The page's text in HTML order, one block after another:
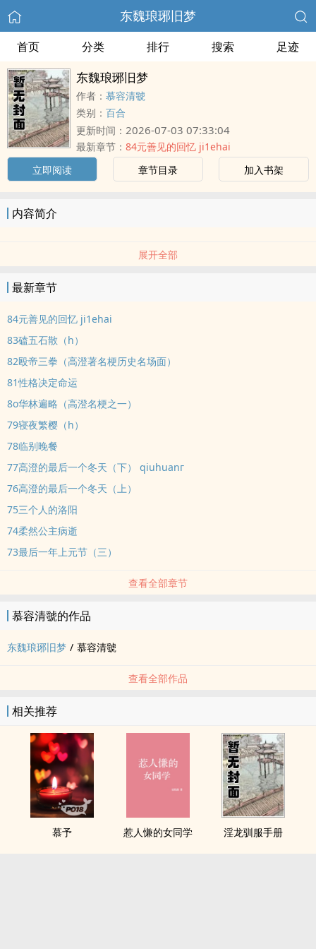
东魏琅琊旧梦
首页 分类 排行 搜索 足迹
东魏琅琊旧梦
作者： 慕容清虢
类别： 百合
更新时间： 2026-07-03 07:33:04
最新章节： 84元善见的回忆 ji1ehai
立即阅读
章节目录 加入书架
内容简介
展开全部
最新章节
84元善见的回忆 ji1ehai
83磕五石散（h）
82殴帝三拳（高澄著名梗历史名场面）
81性格决定命运
8o华林遍略（高澄名梗之一）
79寝夜繁樱（h）
78临别晚餐
77高澄的最后一个冬天（下） qiuhuanг
76高澄的最后一个冬天（上）
75三个人的洛阳
74柔然公主病逝
73最后一年上元节（三）
查看全部章节
慕容清虢的作品
东魏琅琊旧梦 / 慕容清虢
查看全部作品
相关推荐
慕予 惹人慊的女同学 淫龙驯服手册